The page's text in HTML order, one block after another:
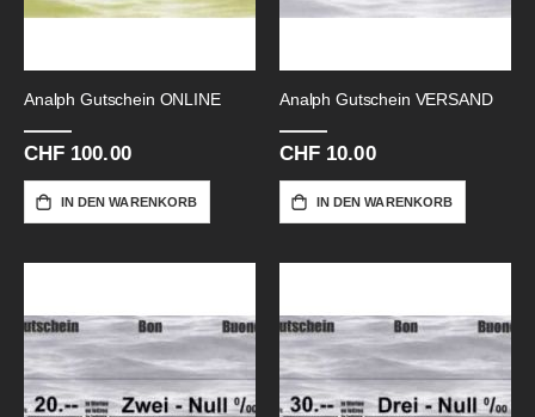
Analph Gutschein ONLINE
CHF 100.00
IN DEN WARENKORB
Analph Gutschein VERSAND
CHF 10.00
IN DEN WARENKORB